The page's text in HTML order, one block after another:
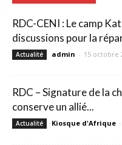
RDC-CENI : Le camp
discussions pour la
Actualité admin - 15 octobre
RDC – Signature de la
conserve un allié...
Actualité Kiosque d'Afrique -